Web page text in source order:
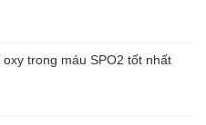
trong máu SPO2 tốt nhất